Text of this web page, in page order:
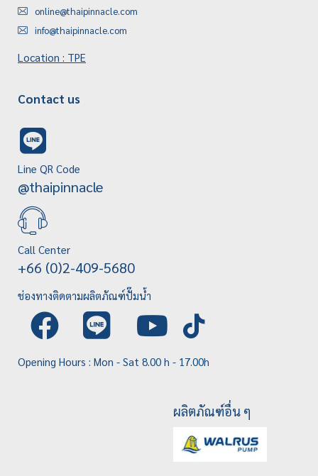
online@thaipinnacle.com
info@thaipinnacle.com
Location : TPE
Contact us
Line QR Code
@thaipinnacle
Call Center
+66 (0)2-409-5680
ช่องทางติดตามผลิตภัณฑ์ปั๊มน้ำ
Opening Hours : Mon - Sat 8.00 h - 17.00h
ผลิตภัณฑ์อื่น ๆ